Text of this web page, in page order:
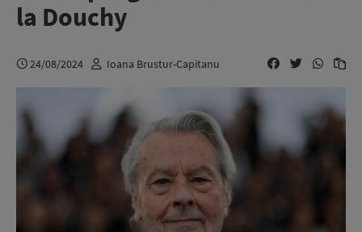
la Douchy
24/08/2024 Ioana Brustur-Capitanu